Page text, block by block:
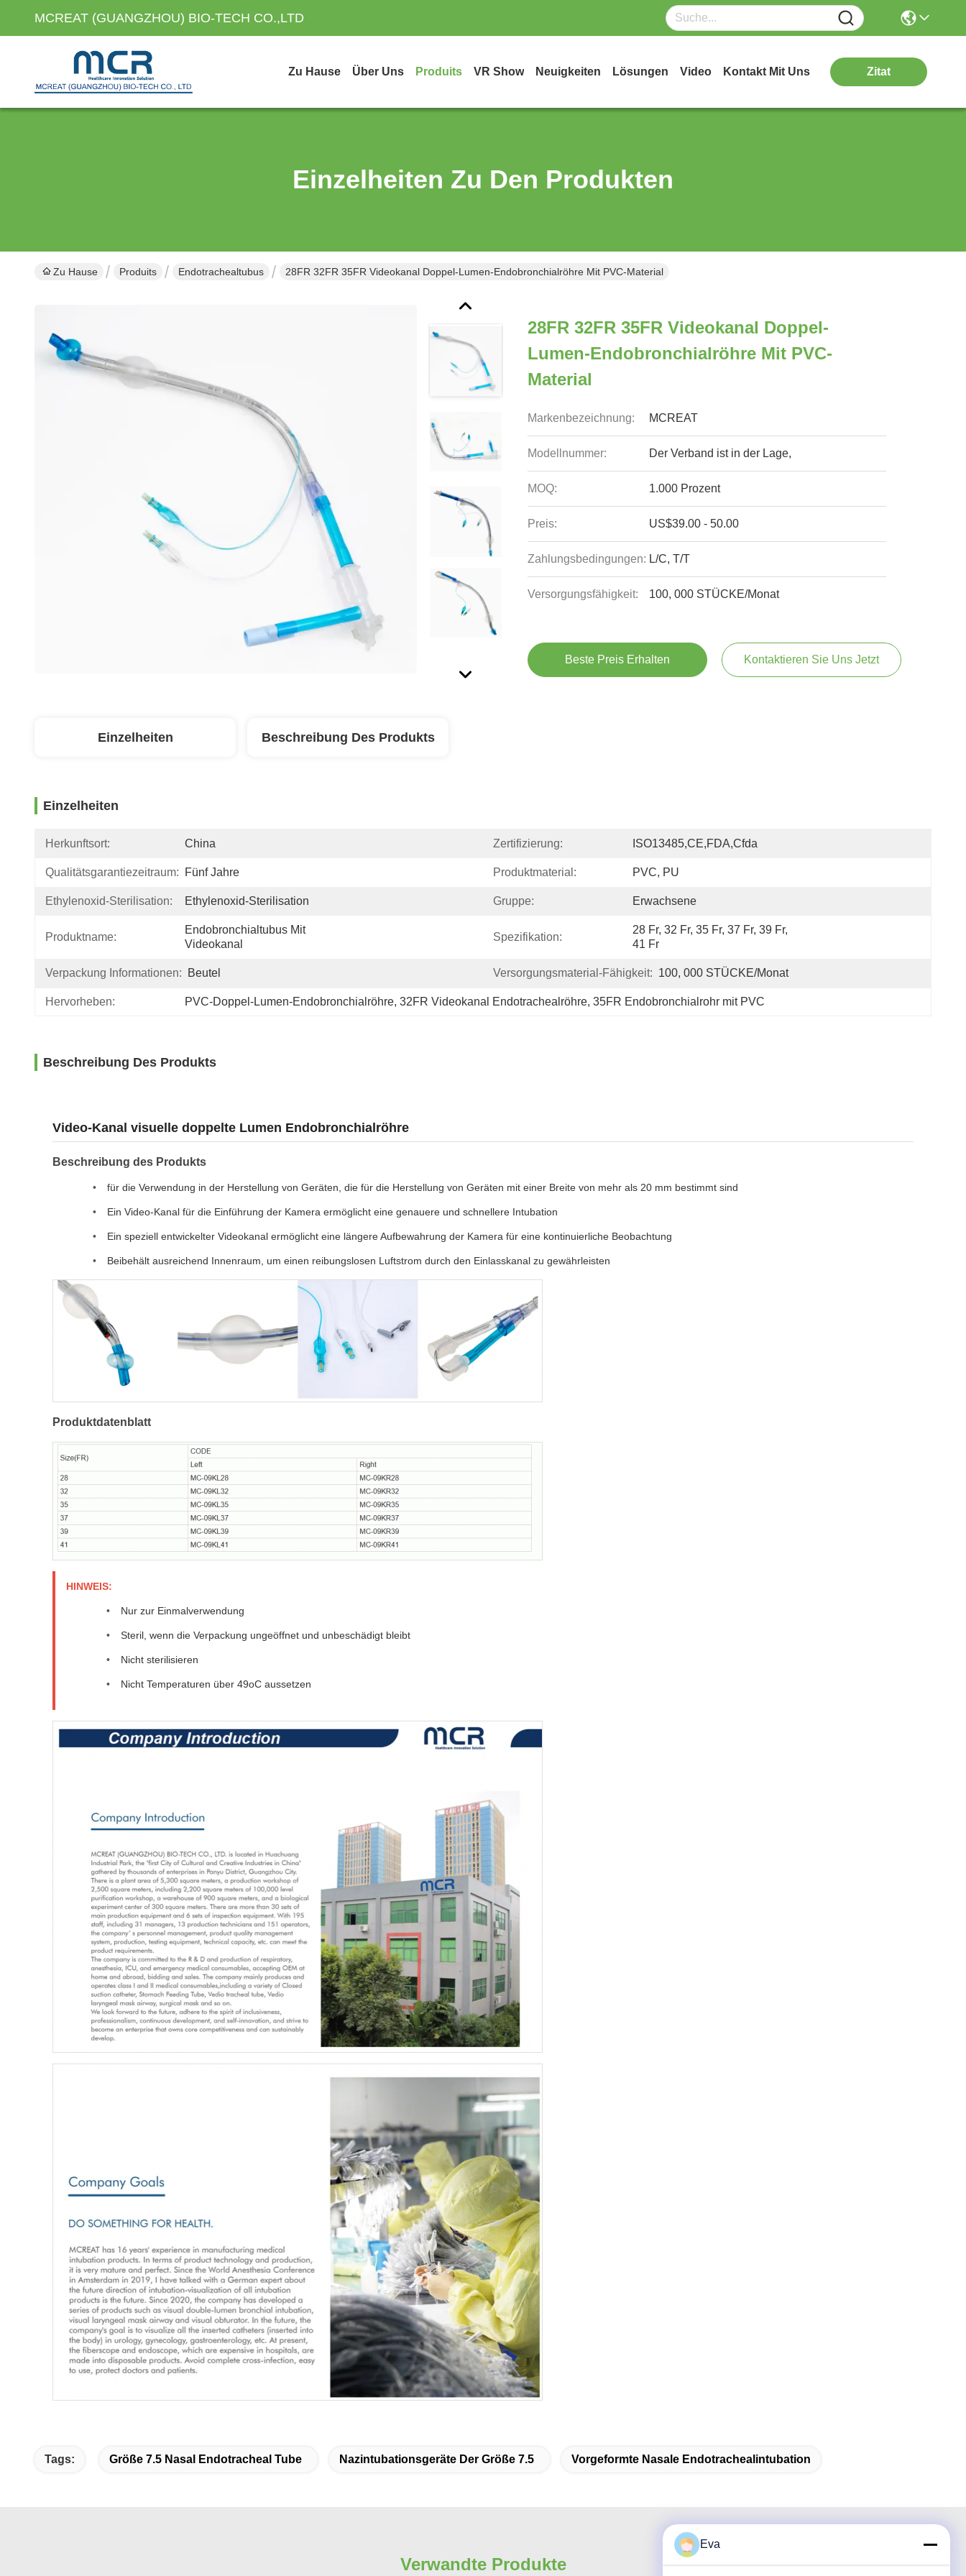
MCREAT (GUANGZHOU) BIO-TECH CO.,LTD
Zu Hause Über Uns Produits VR Show Neuigkeiten Lösungen Video Kontakt Mit Uns Zitat
Einzelheiten Zu Den Produkten
Zu Hause Produits Endotrachealtubus 28FR 32FR 35FR Videokanal Doppel-Lumen-Endobronchialröhre Mit PVC-Material
28FR 32FR 35FR Videokanal Doppel-
Lumen-Endobronchialröhre Mit PVC-
Material
Markenbezeichnung: MCREAT
Modellnummer: Der Verband ist in der Lage,
MOQ: 1.000 Prozent
Preis: US$39.00 - 50.00
Zahlungsbedingungen: L/C, T/T
Versorgungsfähigkeit: 100, 000 STÜCKE/Monat
Beste Preis Erhalten Kontaktieren Sie Uns Jetzt
Einzelheiten Beschreibung Des Produkts
Einzelheiten
Herkunftsort: China Zertifizierung: ISO13485,CE,FDA,Cfda
Qualitätsgarantiezeitraum: Fünf Jahre Produktmaterial: PVC, PU
Ethylenoxid-Sterilisation: Ethylenoxid-Sterilisation Gruppe: Erwachsene
Produktname:
Endobronchialtubus Mit
Videokanal
Spezifikation:
28 Fr, 32 Fr, 35 Fr, 37 Fr, 39 Fr,
41 Fr
Verpackung Informationen: Beutel Versorgungsmaterial-Fähigkeit: 100, 000 STÜCKE/Monat
Hervorheben: PVC-Doppel-Lumen-Endobronchialröhre, 32FR Videokanal Endotrachealröhre, 35FR Endobronchialrohr mit PVC
Beschreibung Des Produkts
Video-Kanal visuelle doppelte Lumen Endobronchialröhre
Beschreibung des Produkts
für die Verwendung in der Herstellung von Geräten, die für die Herstellung von Geräten mit einer Breite von mehr als 20 mm bestimmt sind
Ein Video-Kanal für die Einführung der Kamera ermöglicht eine genauere und schnellere Intubation
Ein speziell entwickelter Videokanal ermöglicht eine längere Aufbewahrung der Kamera für eine kontinuierliche Beobachtung
Beibehält ausreichend Innenraum, um einen reibungslosen Luftstrom durch den Einlasskanal zu gewährleisten
Produktdatenblatt
HINWEIS:
Nur zur Einmalverwendung
Steril, wenn die Verpackung ungeöffnet und unbeschädigt bleibt
Nicht sterilisieren
Nicht Temperaturen über 49oC aussetzen
Tags: Größe 7.5 Nasal Endotracheal Tube Nazintubationsgeräte Der Größe 7.5 Vorgeformte Nasale Endotrachealintubation
Verwandte Produkte
Eva